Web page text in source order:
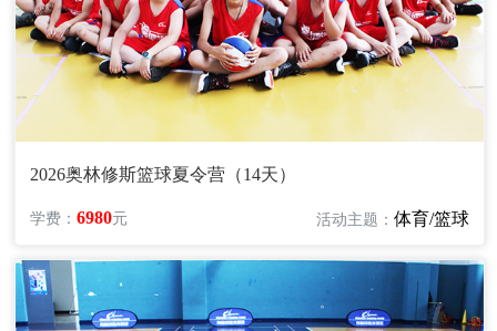
2026奥林修斯篮球夏令营（14天）
学费：6980元 活动主题： 体育/篮球